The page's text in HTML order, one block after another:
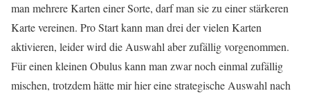
man mehrere Karten einer Sorte, darf man sie zu einer stärkeren
Karte vereinen. Pro Start kann man drei der vielen Karten
aktivieren, leider wird die Auswahl aber zufällig vorgenommen.
Für einen kleinen Obulus kann man zwar noch einmal zufällig
mischen, trotzdem hätte mir hier eine strategische Auswahl nach